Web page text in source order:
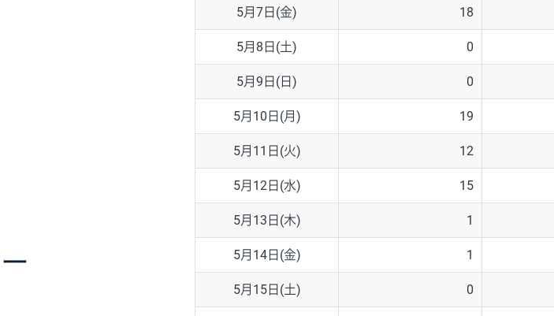
GBP/CHF 220円
USD/CHF 160円
※2026/6/30の当社のスワップポイントおよび、同日の為替レートに
※取引証拠金は同日の当社為替レート（ニューヨーククローズ・MIDレ
※ハンガリーフォリント/円と南アフリカランド/円とメキシコペソ/
5月7日(金) 18
5月8日(土) 0
5月9日(日) 0
5月10日(月) 19
5月11日(火) 12
5月12日(水) 15
5月13日(木) 1
5月14日(金) 1
5月15日(土) 0